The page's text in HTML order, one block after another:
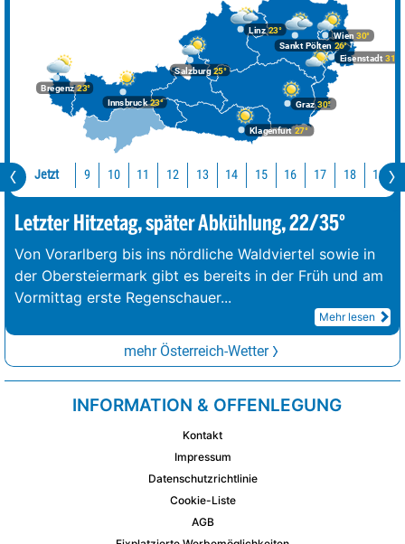
Bregenz23°
Graz30°
Innsbruck23°
Klagenfurt 27°
Linz23°
Salzburg25°
Wien 30°
Eisenstadt 31°
Sankt Pölten 26°
Jetzt 9 10 11 12 13 14 15 16 17 18 19
Letzter Hitzetag, später Abkühlung, 22/35°
Von Vorarlberg bis ins nördliche Waldviertel sowie in
der Obersteiermark gibt es bereits in der Früh und am
Vormittag erste Regenschauer...
Mehr lesen
mehr Österreich-Wetter
INFORMATION & OFFENLEGUNG
Kontakt
Impressum
Datenschutzrichtlinie
Cookie-Liste
AGB